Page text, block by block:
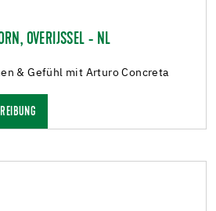
OVERIJSSEL - NL
& Gefühl mit Arturo Concreta